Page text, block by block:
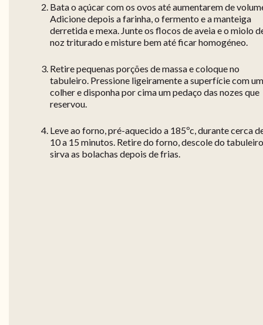
Bata o açúcar com os ovos até aumentarem de
Adicione depois a farinha, o fermento e a manteiga
derretida e mexa. Junte os flocos de aveia e o miolo
noz triturado e misture bem até ficar homogéneo.
Retire pequenas porções de massa e coloque no
tabuleiro. Pressione ligeiramente a superfície com
colher e disponha por cima um pedaço das nozes que
reservou.
Leve ao forno, pré-aquecido a 185ºc, durante cerca
10 a 15 minutos. Retire do forno, descole do
sirva as bolachas depois de frias.